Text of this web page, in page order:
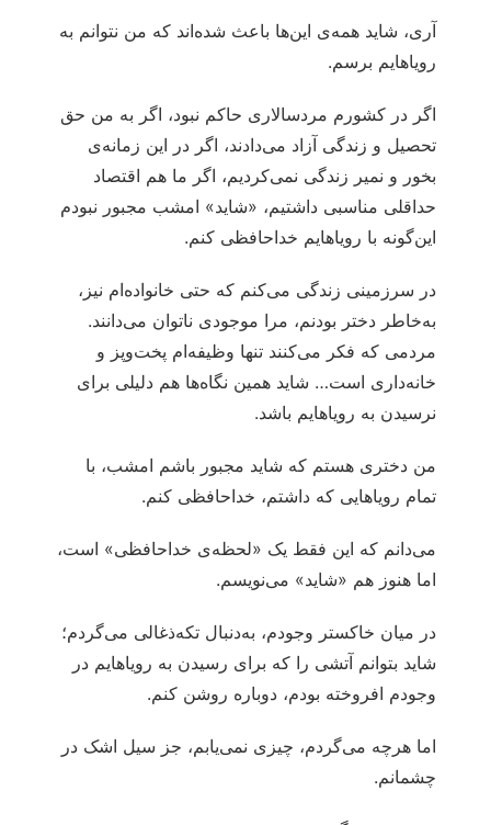
آری، شاید همه‌ی این‌ها باعث شده‌اند که من نتوانم به
رویاهایم برسم.
اگر در کشورم مردسالاری حاکم نبود، اگر به من حق
تحصیل و زندگی آزاد می‌دادند، اگر در این زمانه‌ی
بخور و نمیر زندگی نمی‌کردیم، اگر ما هم اقتصاد
حداقلی مناسبی داشتیم، «شاید» امشب مجبور نبودم
این‌گونه با رویاهایم خداحافظی کنم.
در سرزمینی زندگی می‌کنم که حتی خانواده‌ام نیز،
به‌خاطر دختر بودنم، مرا موجودی ناتوان می‌دانند.
مردمی که فکر می‌کنند تنها وظیفه‌ام پخت‌وپز و
خانه‌داری است… شاید همین نگاه‌ها هم دلیلی برای
نرسیدن به رویاهایم باشد.
من دختری هستم که شاید مجبور باشم امشب، با
تمام رویاهایی که داشتم، خداحافظی کنم.
می‌دانم که این فقط یک «لحظه‌ی خداحافظی» است،
اما هنوز هم «شاید» می‌نویسم.
در میان خاکستر وجودم، به‌دنبال تکه‌ذغالی می‌گردم؛
شاید بتوانم آتشی را که برای رسیدن به رویاهایم در
وجودم افروخته بودم، دوباره روشن کنم.
اما هرچه می‌گردم، چیزی نمی‌یابم، جز سیل اشک در
چشمانم.